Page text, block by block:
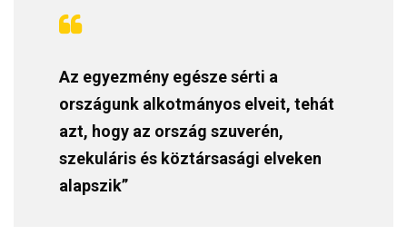
Az egyezmény egésze sérti a
országunk alkotmányos elveit, tehát
azt, hogy az ország szuverén,
szekuláris és köztársasági elveken
alapszik”